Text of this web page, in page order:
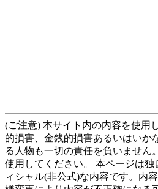
(ご注意) 本サイト内の内容を使用
的損害、金銭的損害あるいはいか
る人物も一切の責任を負いません
使用してください。 本ページは独
ィシャル(非公式)な内容です。内